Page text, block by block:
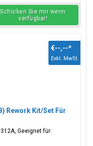
Schicken Sie mir wenn
verfügbar!
Rework Kit/Set Für
Geeignet für:
€--,--*
Exkl. MwSt.